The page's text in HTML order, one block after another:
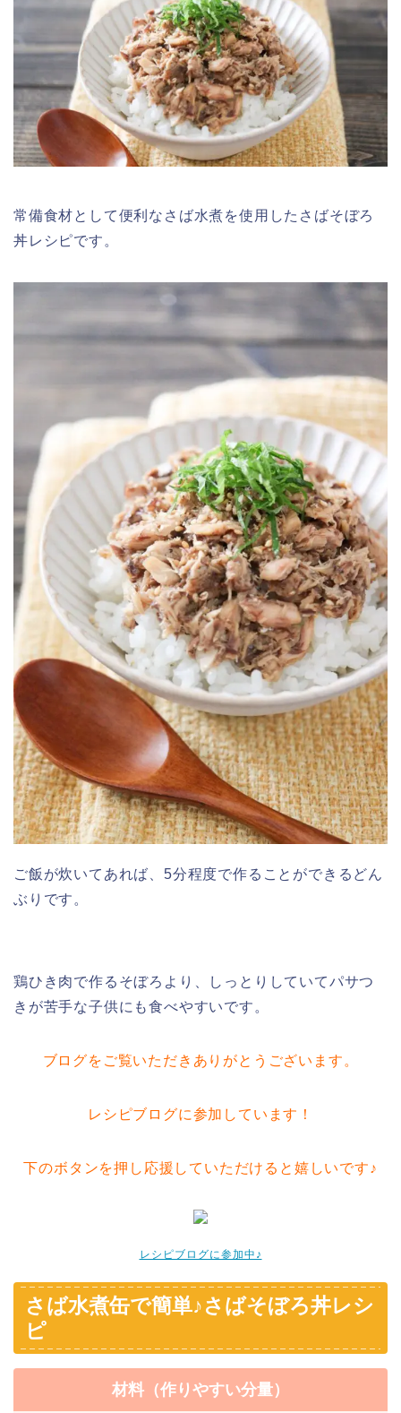
常備食材として便利なさば水煮を使用したさばそぼろ
丼レシピです。
ご飯が炊いてあれば、5分程度で作ることができるどん
ぶりです。
鶏ひき肉で作るそぼろより、しっとりしていてパサつ
きが苦手な子供にも食べやすいです。
ブログをご覧いただきありがとうございます。
レシピブログに参加しています！
下のボタンを押し応援していただけると嬉しいです♪
レシピブログに参加中♪
さば水煮缶で簡単♪さばそぼろ丼レシ
ピ
材料（作りやすい分量）